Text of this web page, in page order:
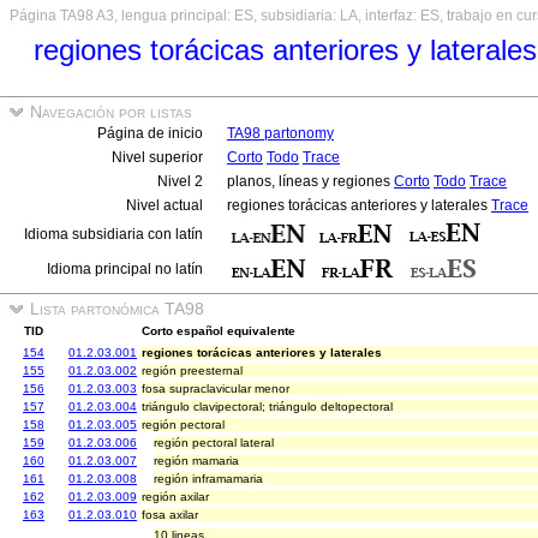
Página TA98 A3, lengua principal: ES, subsidiaria: LA, interfaz: ES, trabajo en
regiones torácicas anteriores y laterales
Navegación por listas
Página de inicio
TA98 partonomy
Nivel superior
Corto Todo Trace
Nivel 2
planos, líneas y regiones Corto Todo Trace
Nivel actual
regiones torácicas anteriores y laterales Trace
Idioma subsidiaria con latín
Idioma principal no latín
Lista partonómica TA98
TID
Corto español equivalente
154
01.2.03.001 regiones torácicas anteriores y laterales
155
01.2.03.002 región preesternal
156
01.2.03.003 fosa supraclavicular menor
157
01.2.03.004 triángulo clavipectoral; triángulo deltopectoral
158
01.2.03.005 región pectoral
159
01.2.03.006
región pectoral lateral
160
01.2.03.007
región mamaria
161
01.2.03.008
región inframamaria
162
01.2.03.009 región axilar
163
01.2.03.010 fosa axilar
10 lineas